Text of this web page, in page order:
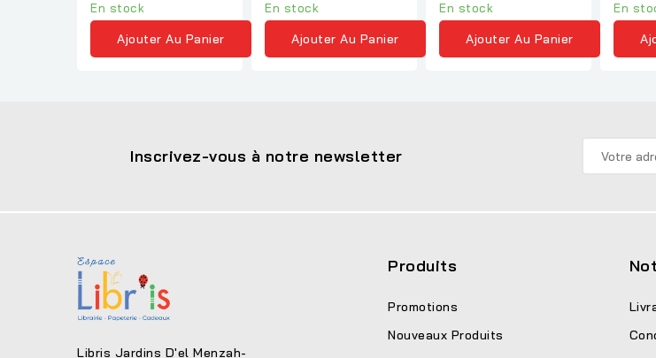
En stock
Ajouter Au Panier
En stock
Ajouter Au Panier
En stock
Ajouter Au Panier
En
Inscrivez-vous à notre newsletter
Libris Jardins D'el Menzah-
Produits
Promotions
Nouveaux Produits